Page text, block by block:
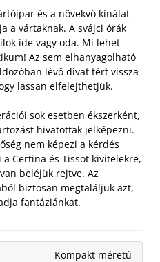
és a növekvő kínálat
a vártaknak. A svájci órák
ide vagy oda. Mi lehet
Az sem elhanyagolható
lévő divat tért vissza
lassan elfelejthetjük.
sok esetben ékszerként,
hivatottak jelképezni.
nem képezi a kérdés
Certina és Tissot kivitelekre,
beléjük rejtve. Az
biztosan megtaláljuk azt,
fantáziánkat.
Kompakt méretű